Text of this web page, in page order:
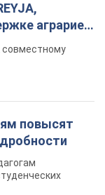
аграриев.
совместному
повысят